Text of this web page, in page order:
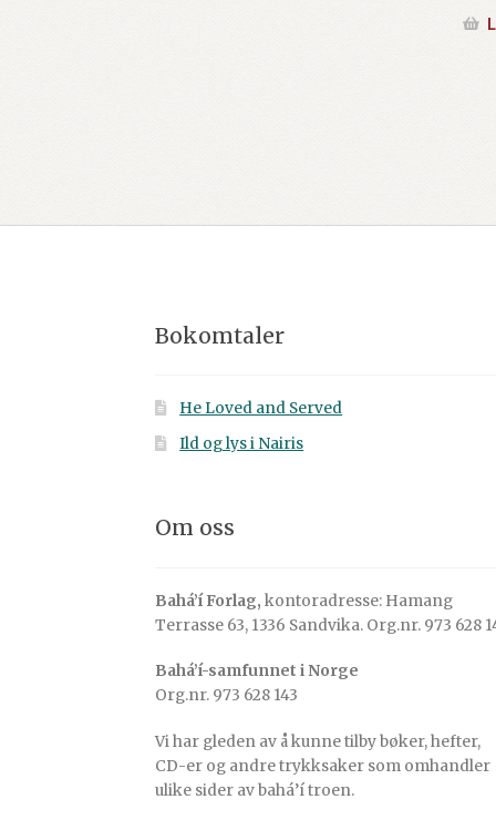
Bokomtaler
He Loved and Served
Ild og lys i Nairis
Om oss
Bahá’í Forlag, kontoradresse: Hamang
Terrasse 63, 1336 Sandvika. Org.nr. 973 628
Bahá’í-samfunnet i Norge
Org.nr. 973 628 143
Vi har gleden av å kunne tilby bøker, hefter,
CD-er og andre trykksaker som omhandler
ulike sider av bahá’í troen.